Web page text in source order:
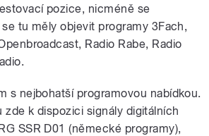
pozice, nicméně se
tu měly objevit programy 3Fach,
Radio Rabe, Radio
s nejbohatší programovou nabídkou.
k dispozici signály digitálních
SSR D01 (německé programy),